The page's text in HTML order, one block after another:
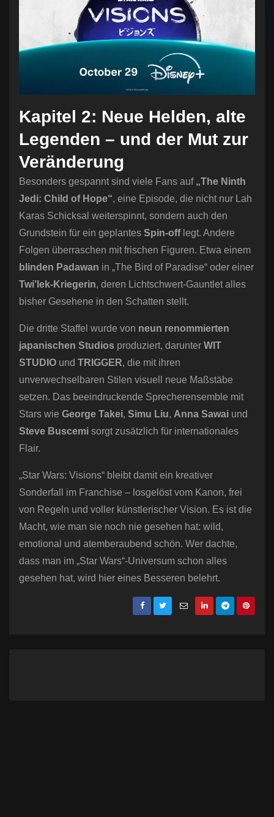
Kapitel 2: Neue Helden, alte
Legenden – und der Mut zur
Veränderung
Besonders gespannt sind viele Fans auf „The Ninth
Jedi: Child of Hope“, eine Episode, die nicht nur Lah
Karas Schicksal weiterspinnt, sondern auch den
Grundstein für ein geplantes Spin-offlegt. Andere
Folgen überraschen mit frischen Figuren. Etwa einem
blinden Padawan in „The Bird of Paradise“ oder einer
Twi’lek-Kriegerin, deren Lichtschwert-Gauntlet alles
bisher Gesehene in den Schatten stellt.
Die dritte Staffel wurde von neun renommierten
japanischen Studios produziert, darunter WIT
STUDIO und TRIGGER, die mit ihren
unverwechselbaren Stilen visuell neue Maßstäbe
setzen. Das beeindruckende Sprecherensemble mit
Stars wie George Takei, Simu Liu, Anna Sawai und
Steve Buscemi sorgt zusätzlich für internationales
Flair.
„Star Wars: Visions“ bleibt damit ein kreativer
Sonderfall im Franchise – losgelöst vom Kanon, frei
von Regeln und voller künstlerischer Vision. Es ist die
Macht, wie man sie noch nie gesehen hat: wild,
emotional und atemberaubend schön. Wer dachte,
dass man im „Star Wars“-Universum schon alles
gesehen hat, wird hier eines Besseren belehrt.